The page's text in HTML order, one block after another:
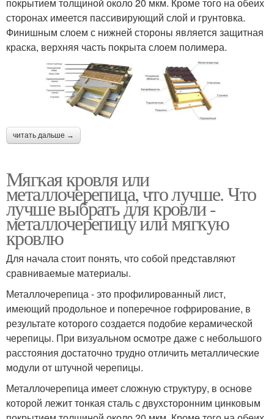
покрытием толщиной около 20 мкм. Кроме того на обеих
сторонах имеется пассивирующий слой и грунтовка.
Финишным слоем с нижней стороны является защитная
краска, верхняя часть покрыта слоем полимера.
читать дальше →
Мягкая кровля или
металлочерепица, что лучше. Что
лучше выбрать для кровли -
металлочерепицу или мягкую
кровлю
Для начала стоит понять, что собой представляют
сравниваемые материалы.
Металлочерепица - это профилированный лист,
имеющий продольное и поперечное гофрирование, в
результате которого создается подобие керамической
черепицы. При визуальном осмотре даже с небольшого
расстояния достаточно трудно отличить металлические
модули от штучной черепицы.
Металлочерепица имеет сложную структуру, в основе
которой лежит тонкая сталь с двухсторонним цинковым